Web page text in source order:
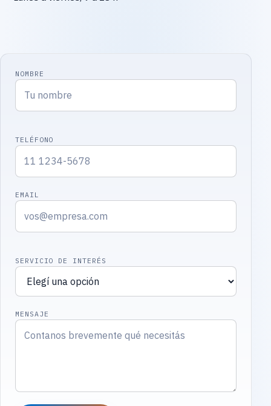
NOMBRE
TELÉFONO
EMAIL
SERVICIO DE INTERÉS
MENSAJE